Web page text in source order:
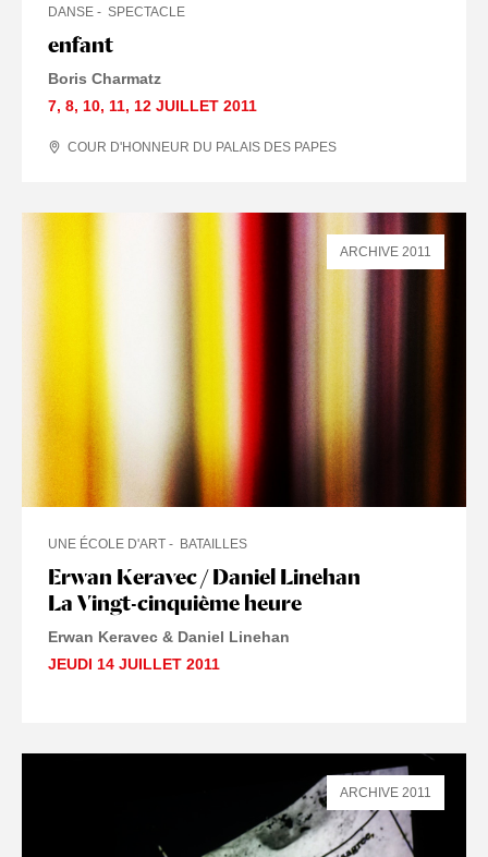
enfant
DANSE SPECTACLE
Boris Charmatz
7, 8, 10, 11, 12 JUILLET 2011
COUR D'HONNEUR DU PALAIS DES PAPES
Erwan Keravec / Daniel Linehan
La Vingt-cinquième heure
UNE ÉCOLE D'ART BATAILLES
Erwan Keravec & Daniel Linehan
JEUDI 14 JUILLET 2011
ARCHIVE 2011
ARCHIVE 2011